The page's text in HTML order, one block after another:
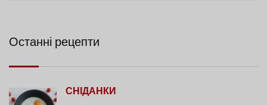
Останні рецепти
СНІДАНКИ